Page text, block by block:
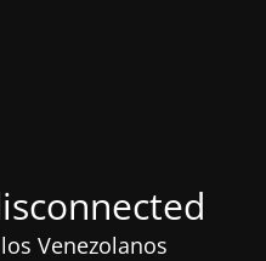
Venezolanos